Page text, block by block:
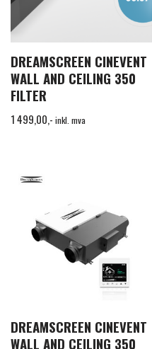
DREAMSCREEN CINEVENT
WALL AND CEILING 350
FILTER
1 499,00,- inkl. mva
DREAMSCREEN CINEVENT
WALL AND CEILING 350